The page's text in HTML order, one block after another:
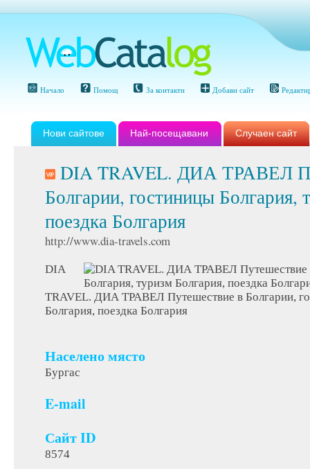
Начало Помощ За контакти Добави сайт
Нови сайтове Най-посещавани Случаен сайт
DIA TRAVEL. ДИА ТРАВЕЛ
Болгарии, гостиницы Болгария,
поездка Болгария
http://www.dia-travels.com
DIA
TRAVEL. ДИА ТРАВЕЛ Путешествие в Болгарии,
Болгария, поездка Болгария
Населено място
Бургас
E-mail
Сайт ID
8574